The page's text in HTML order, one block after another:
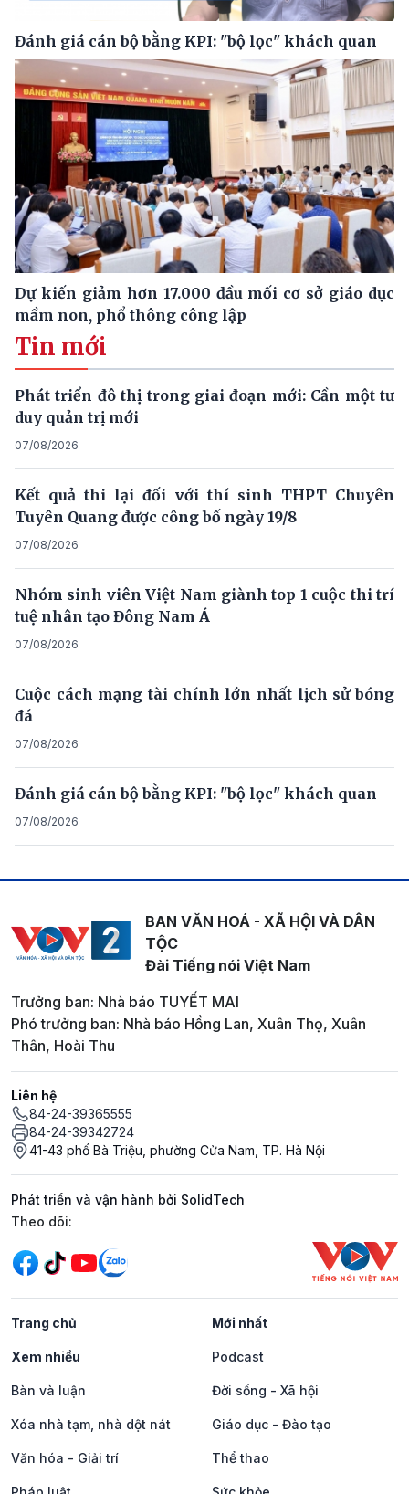
Đánh giá cán bộ bằng KPI: "bộ lọc" khách quan
Dự kiến giảm hơn 17.000 đầu mối cơ sở giáo dục
mầm non, phổ thông công lập
Tin mới
Phát triển đô thị trong giai đoạn mới: Cần một tư
duy quản trị mới
07/08/2026
Kết quả thi lại đối với thí sinh THPT Chuyên
Tuyên Quang được công bố ngày 19/8
07/08/2026
Nhóm sinh viên Việt Nam giành top 1 cuộc thi trí
tuệ nhân tạo Đông Nam Á
07/08/2026
Cuộc cách mạng tài chính lớn nhất lịch sử bóng
đá
07/08/2026
Đánh giá cán bộ bằng KPI: "bộ lọc" khách quan
07/08/2026
BAN VĂN HOÁ - XÃ HỘI VÀ DÂN
TỘC
Đài Tiếng nói Việt Nam
Trưởng ban: Nhà báo TUYẾT MAI
Phó trưởng ban: Nhà báo Hồng Lan, Xuân Thọ, Xuân
Thân, Hoài Thu
Liên hệ
84-24-39365555
84-24-39342724
41-43 phố Bà Triệu, phường Cửa Nam, TP. Hà Nội
Phát triển và vận hành bởi SolidTech
Mạng xã hội
Theo dõi:
Trang chủ Mới nhất
Xem nhiều Podcast
Bàn và luận Đời sống - Xã hội
Xóa nhà tạm, nhà dột nát Giáo dục - Đào tạo
Văn hóa - Giải trí Thể thao